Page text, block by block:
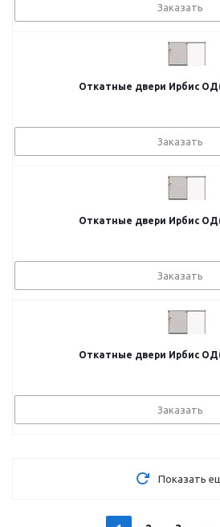
Заказать
Откатные двери Ирбис
Заказать
Откатные двери Ирбис
Заказать
Откатные двери Ирбис
Заказать
Показать